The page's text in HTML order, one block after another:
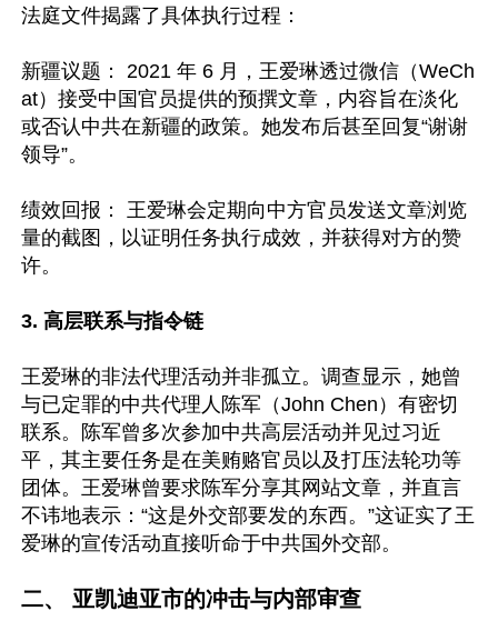
法庭文件揭露了具体执行过程：
新疆议题： 2021 年 6 月，王爱琳透过微信（WeCh
at）接受中国官员提供的预撰文章，内容旨在淡化
或否认中共在新疆的政策。她发布后甚至回复“谢谢
领导”。
绩效回报： 王爱琳会定期向中方官员发送文章浏览
量的截图，以证明任务执行成效，并获得对方的赞
许。
3. 高层联系与指令链
王爱琳的非法代理活动并非孤立。调查显示，她曾
与已定罪的中共代理人陈军（John Chen）有密切
联系。陈军曾多次参加中共高层活动并见过习近
平，其主要任务是在美贿赂官员以及打压法轮功等
团体。王爱琳曾要求陈军分享其网站文章，并直言
不讳地表示：“这是外交部要发的东西。”这证实了王
爱琳的宣传活动直接听命于中共国外交部。
二、 亚凯迪亚市的冲击与内部审查